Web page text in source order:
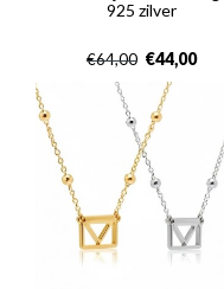
925 zilver
€64,00 €44,00